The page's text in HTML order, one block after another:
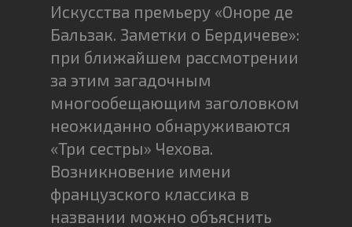
Искусства премьеру «Оноре де
Бальзак. Заметки о Бердичеве»:
при ближайшем рассмотрении
за этим загадочным
многообещающим заголовком
неожиданно обнаруживаются
«Три сестры» Чехова.
Возникновение имени
французского классика в
названии можно объяснить